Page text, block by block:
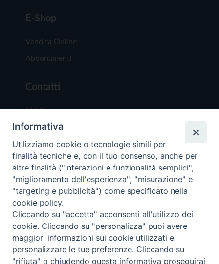
E-Shop
Vendita Online
Abbonamenti
Contatti
Chi Siamo
Redazione
Scrivici
Copyright © 2019 - Tutti i diritti riservati - Vita
Trentina Editrice
Privacy Policy
Torna
Informativa
Utilizziamo cookie o tecnologie simili per
finalità tecniche e, con il tuo consenso, anche per
altre finalità ("interazioni e funzionalità semplici",
"miglioramento dell'esperienza", "misurazione" e
"targeting e pubblicità") come specificato nella
cookie policy.
Cliccando su "accetta" acconsenti all'utilizzo dei
cookie. Cliccando su "personalizza" puoi avere
maggiori informazioni sui cookie utilizzati e
personalizzare le tue preferenze. Cliccando su
"rifiuta" o chiudendo questa informativa proseguirai